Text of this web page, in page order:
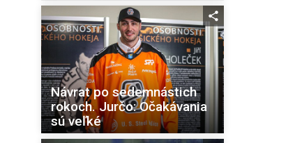
Návrat po sedemnástich
rokoch. Jurčo: Očakávania
sú veľké